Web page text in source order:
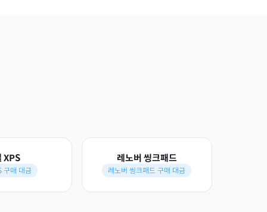
XPS
구매 대금
레노버 씽크패드
레노버 씽크패드 구매 대금